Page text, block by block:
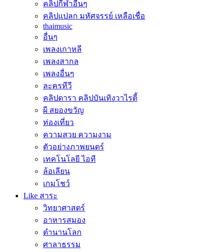
คลิปกีฬาอื่นๆ
คลิปแปลก มหัศจรรย์ เหลือเชื่อ
thaimusic
อื่นๆ
เพลงเกาหลี
เพลงสากล
เพลงอื่นๆ
ละครทีวี
คลิปดารา คลิปบันเทิงวาไรตี้
ผี สยองขวัญ
ท่องเที่ยว
ความสวย ความงาม
ตัวอย่างภาพยนตร์
เทคโนโลยี ไอที
ล้อเลียน
เกมโชว์
Like สาระ
วิทยาศาสตร์
อาหารสมอง
ตำนานโลก
ศาลาธรรม